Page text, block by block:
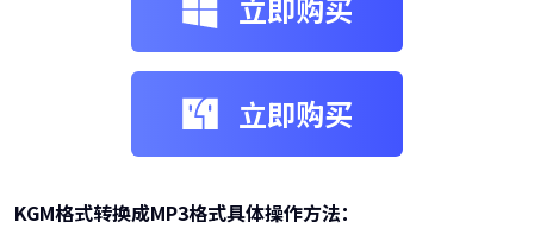
立即购买
立即购买
KGM格式转换成MP3格式具体操作方法：